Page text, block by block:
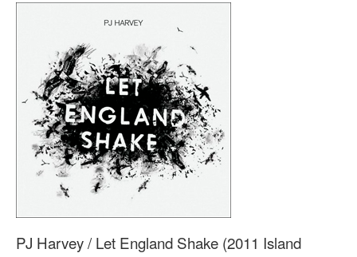
PJ Harvey / Let England Shake (2011 Island